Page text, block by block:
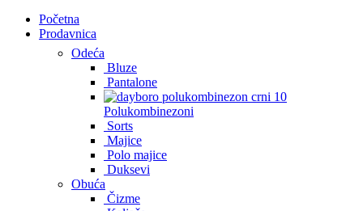
Početna
Prodavnica
Odeća
Bluze
Pantalone
Polukombinezoni
Sorts
Majice
Polo majice
Duksevi
Obuća
Čizme